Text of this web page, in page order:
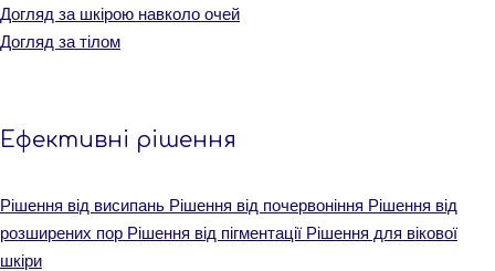
Догляд за шкірою навколо очей
Догляд за тілом
Ефективні рішення
Рішення від висипань Рішення від почервоніння Рішення від
розширених пор Рішення від пігментації Рішення для вікової
шкіри